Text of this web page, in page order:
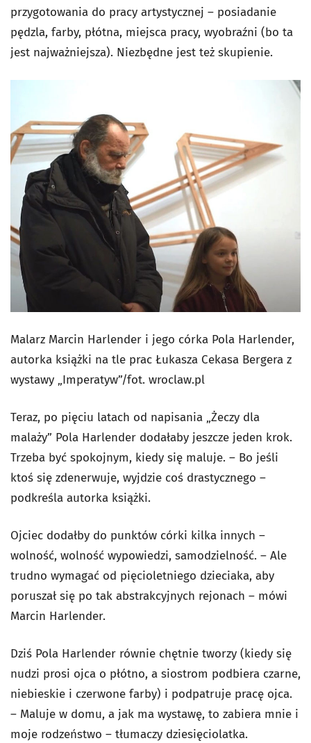
przygotowania do pracy artystycznej – posiadanie
pędzla, farby, płótna, miejsca pracy, wyobraźni (bo ta
jest najważniejsza). Niezbędne jest też skupienie.
Malarz Marcin Harlender i jego córka Pola Harlender,
autorka książki na tle prac Łukasza Cekasa Bergera z
wystawy „Imperatyw”/fot. wroclaw.pl
Teraz, po pięciu latach od napisania „Żeczy dla
malaży” Pola Harlender dodałaby jeszcze jeden krok.
Trzeba być spokojnym, kiedy się maluje. – Bo jeśli
ktoś się zdenerwuje, wyjdzie coś drastycznego –
podkreśla autorka książki.
Ojciec dodałby do punktów córki kilka innych –
wolność, wolność wypowiedzi, samodzielność. – Ale
trudno wymagać od pięcioletniego dzieciaka, aby
poruszał się po tak abstrakcyjnych rejonach – mówi
Marcin Harlender.
Dziś Pola Harlender równie chętnie tworzy (kiedy się
nudzi prosi ojca o płótno, a siostrom podbiera czarne,
niebieskie i czerwone farby) i podpatruje pracę ojca.
– Maluje w domu, a jak ma wystawę, to zabiera mnie i
moje rodzeństwo – tłumaczy dziesięciolatka.